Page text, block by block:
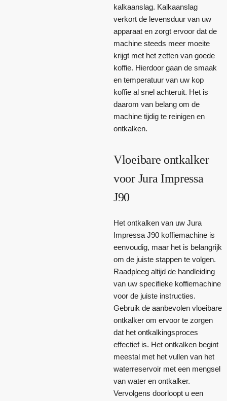
kalkaanslag. Kalkaanslag
verkort de levensduur van uw
apparaat en zorgt ervoor dat de
machine steeds meer moeite
krijgt met het zetten van goede
koffie. Hierdoor gaan de smaak
en temperatuur van uw kop
koffie al snel achteruit. Het is
daarom van belang om de
machine tijdig te reinigen en
ontkalken.
Vloeibare ontkalker
voor Jura Impressa
J90
Het ontkalken van uw Jura
Impressa J90 koffiemachine is
eenvoudig, maar het is belangrijk
om de juiste stappen te volgen.
Raadpleeg altijd de handleiding
van uw specifieke koffiemachine
voor de juiste instructies.
Gebruik de aanbevolen vloeibare
ontkalker om ervoor te zorgen
dat het ontkalkingsproces
effectief is. Het ontkalken begint
meestal met het vullen van het
waterreservoir met een mengsel
van water en ontkalker.
Vervolgens doorloopt u een